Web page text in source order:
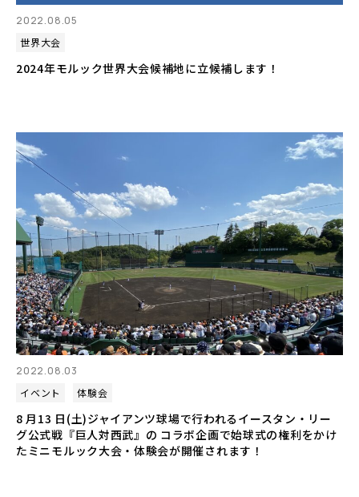
2022.08.05
世界大会
2024年モルック世界大会候補地に立候補します！
2022.08.03
イベント
体験会
8 月13 日(土)ジャイアンツ球場で行われるイースタン・リー
グ公式戦『巨人対西武』の コラボ企画で始球式の権利をかけ
たミニモルック大会・体験会が開催されます！